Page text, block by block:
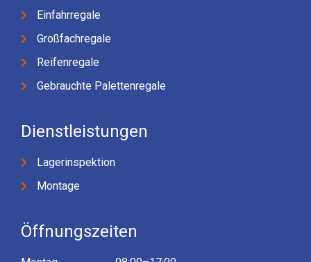
Einfahrregale
Großfachregale
Reifenregale
Gebrauchte Palettenregale
Dienstleistungen
Lagerinspektion
Montage
Öffnungszeiten